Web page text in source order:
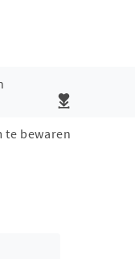
te bewaren